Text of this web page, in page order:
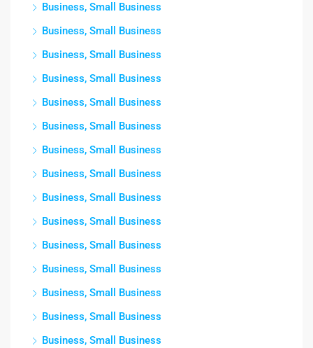
Business, Small Business
Business, Small Business
Business, Small Business
Business, Small Business
Business, Small Business
Business, Small Business
Business, Small Business
Business, Small Business
Business, Small Business
Business, Small Business
Business, Small Business
Business, Small Business
Business, Small Business
Business, Small Business
Business, Small Business